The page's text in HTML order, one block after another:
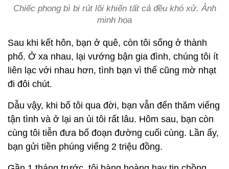
Chiếc phong bì bị rút lõi khiến tất cả đều khó xử. Ảnh
minh họa
Sau khi kết hôn, bạn ở quê, còn tôi sống ở thành
phố. Ở xa nhau, lại vướng bận gia đình, chúng tôi ít
liên lạc với nhau hơn, tình bạn vì thế cũng mờ nhạt
đi đôi chút.
Dẫu vậy, khi bố tôi qua đời, bạn vẫn đến thăm viếng
tận tình và ở lại an ủi tôi rất lâu. Hôm sau, bạn còn
cùng tôi tiễn đưa bố đoạn đường cuối cùng. Lần ấy,
bạn gửi tiền phúng viếng 2 triệu đồng.